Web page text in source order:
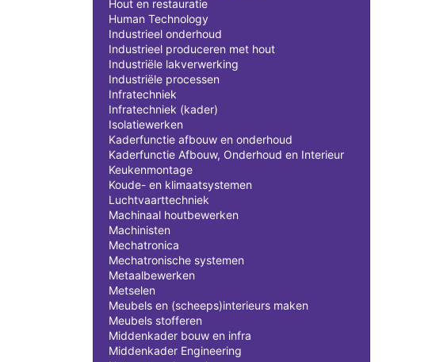
Hout en restauratie
Human Technology
Industrieel onderhoud
Industrieel produceren met hout
Industriële lakverwerking
Industriële processen
Infratechniek
Infratechniek (kader)
Isolatiewerken
Kaderfunctie afbouw en onderhoud
Kaderfunctie Afbouw, Onderhoud en Interieur
Keukenmontage
Koude- en klimaatsystemen
Luchtvaarttechniek
Machinaal houtbewerken
Machinisten
Mechatronica
Mechatronische systemen
Metaalbewerken
Metselen
Meubels en (scheeps)interieurs maken
Meubels stofferen
Middenkader bouw en infra
Middenkader Engineering